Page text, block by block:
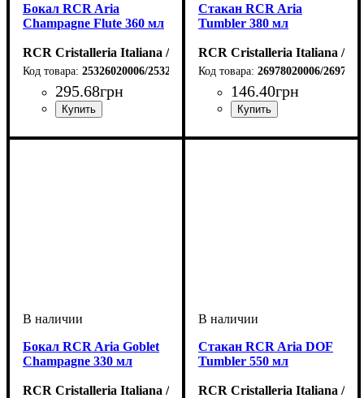
Бокал RCR Aria
Champagne Flute 360 мл
RCR Cristalleria Italiana / Италия
25326020006/25326020106
295.68грн
Стакан RCR Aria
Tumbler 380 мл
RCR Cristalleria Italiana /
26978020006/
146.40грн
Бокал RCR Aria Goblet
Champagne 330 мл
RCR Cristalleria Italiana / Италия
Стакан RCR Aria DOF
Tumbler 550 мл
RCR Cristalleria Italiana /